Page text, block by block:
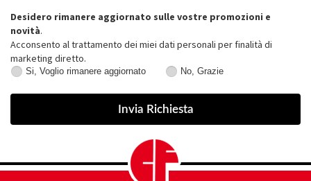
Desidero rimanere aggiornato sulle vostre promozioni e
novità.
Acconsento al trattamento dei miei dati personali per finalità di
marketing diretto.
Voglio
Si, Voglio rimanere aggiornato
Grazie
No, Grazie